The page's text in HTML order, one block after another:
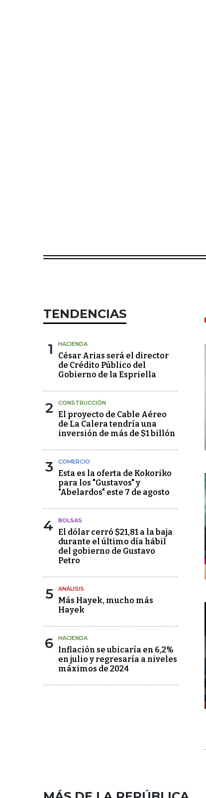
TENDENCIAS
1 HACIENDA
César Arias será el director
de Crédito Público del
Gobierno de la Espriella
2 CONSTRUCCIÓN
El proyecto de Cable Aéreo
de La Calera tendría una
inversión de más de $1 billón
3 COMERCIO
Esta es la oferta de Kokoriko
para los "Gustavos" y
"Abelardos" este 7 de agosto
4 BOLSAS
El dólar cerró $21,81 a la baja
durante el último día hábil
del gobierno de Gustavo
Petro
5 ANÁLISIS
Más Hayek, mucho más
Hayek
6 HACIENDA
Inflación se ubicaría en 6,2%
en julio y regresaría a niveles
máximos de 2024